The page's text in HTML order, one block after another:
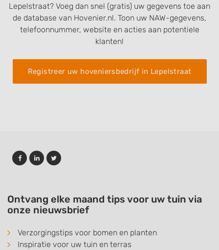
Lepelstraat? Voeg dan snel (gratis) uw gegevens toe aan
de database van Hovenier.nl. Toon uw NAW-gegevens,
telefoonnummer, website en acties aan potentiele
klanten!
Registreer uw hoveniersbedrijf in Lepelstraat
Ontvang elke maand tips voor uw tuin via
onze nieuwsbrief
Verzorgingstips voor bomen en planten
Inspiratie voor uw tuin en terras